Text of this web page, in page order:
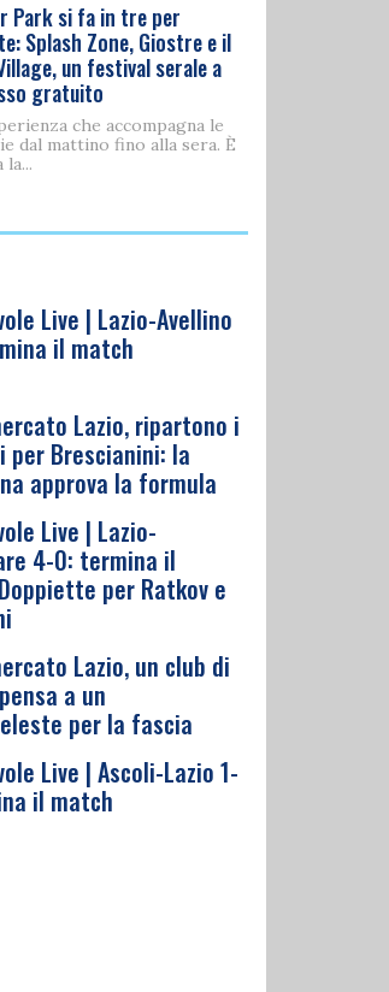
Park si fa in tre per
Splash Zone, Giostre e il
un festival serale a
gratuito
che accompagna le
dal mattino fino alla sera. È
la...
Live | Lazio-Avellino
il match
Lazio, ripartono i
Brescianini: la
approva la formula
Live | Lazio-
4-0: termina il
per Ratkov e
Lazio, un club di
a un
per la fascia
Live | Ascoli-Lazio 1-
il match